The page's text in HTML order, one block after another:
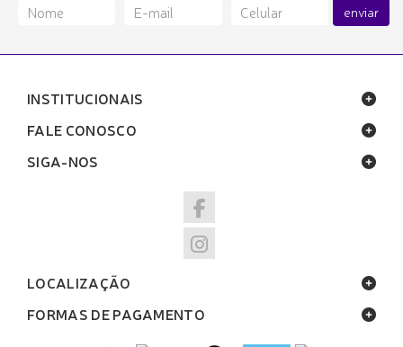
enviar
INSTITUCIONAIS
FALE CONOSCO
SIGA-NOS
LOCALIZAÇÃO
FORMAS DE PAGAMENTO